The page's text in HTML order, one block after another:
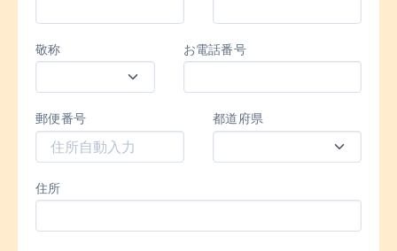
敬称 お電話番号
郵便番号 都道府県
住所